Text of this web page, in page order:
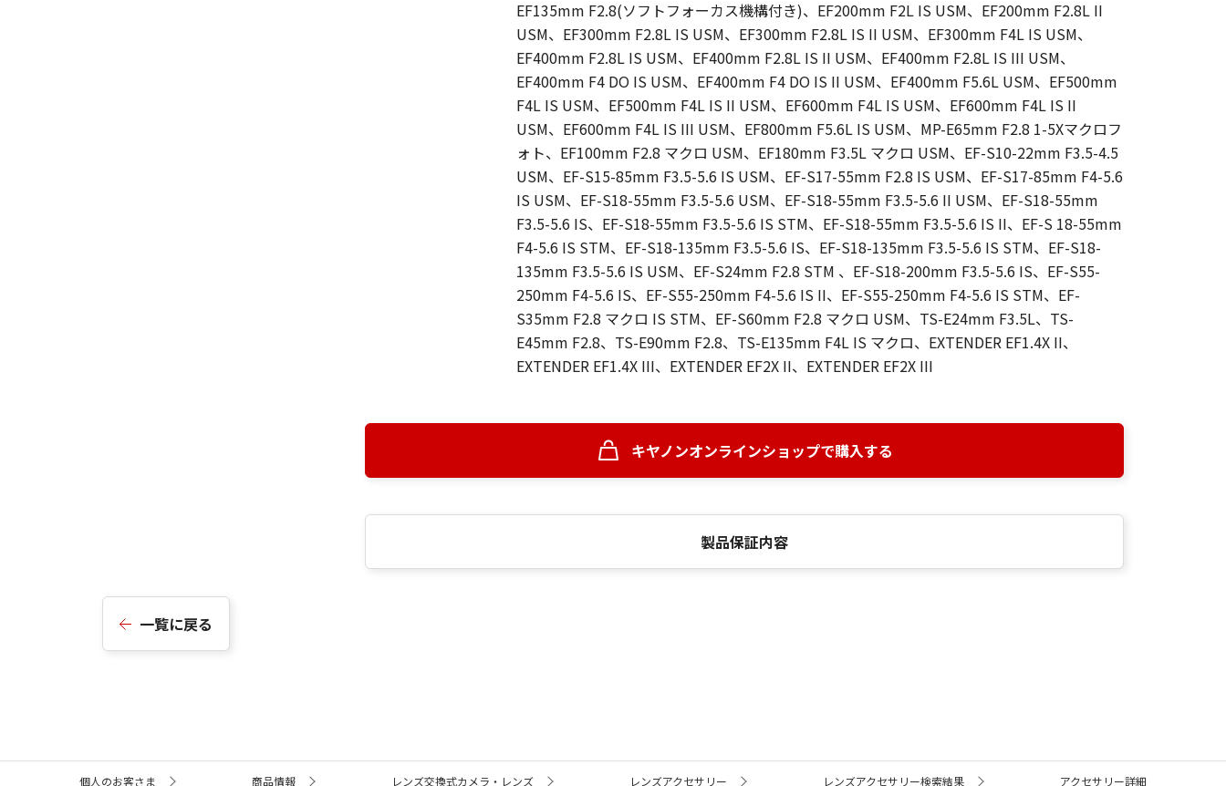
EF135mm F2.8(ソフトフォーカス機構付き)、EF200mm F2L IS USM、EF200mm F2.8L II
USM、EF300mm F2.8L IS USM、EF300mm F2.8L IS II USM、EF300mm F4L IS USM、
EF400mm F2.8L IS USM、EF400mm F2.8L IS II USM、EF400mm F2.8L IS III USM、
EF400mm F4 DO IS USM、EF400mm F4 DO IS II USM、EF400mm F5.6L USM、EF500mm
F4L IS USM、EF500mm F4L IS II USM、EF600mm F4L IS USM、EF600mm F4L IS II
USM、EF600mm F4L IS III USM、EF800mm F5.6L IS USM、MP-E65mm F2.8 1-5Xマクロフ
ォト、EF100mm F2.8 マクロ USM、EF180mm F3.5L マクロ USM、EF-S10-22mm F3.5-4.5
USM、EF-S15-85mm F3.5-5.6 IS USM、EF-S17-55mm F2.8 IS USM、EF-S17-85mm F4-5.6
IS USM、EF-S18-55mm F3.5-5.6 USM、EF-S18-55mm F3.5-5.6 II USM、EF-S18-55mm
F3.5-5.6 IS、EF-S18-55mm F3.5-5.6 IS STM、EF-S18-55mm F3.5-5.6 IS II、EF-S 18-55mm
F4-5.6 IS STM、EF-S18-135mm F3.5-5.6 IS、EF-S18-135mm F3.5-5.6 IS STM、EF-S18-
135mm F3.5-5.6 IS USM、EF-S24mm F2.8 STM 、EF-S18-200mm F3.5-5.6 IS、EF-S55-
250mm F4-5.6 IS、EF-S55-250mm F4-5.6 IS II、EF-S55-250mm F4-5.6 IS STM、EF-
S35mm F2.8 マクロ IS STM、EF-S60mm F2.8 マクロ USM、TS-E24mm F3.5L、TS-
E45mm F2.8、TS-E90mm F2.8、TS-E135mm F4L IS マクロ、EXTENDER EF1.4X II、
EXTENDER EF1.4X III、EXTENDER EF2X II、EXTENDER EF2X III
キヤノンオンラインショップで購入する
製品保証内容
一覧に戻る
個人のお客さま 商品情報 レンズ交換式カメラ・レンズ レンズアクセサリー レンズアクセサリー検索結果 アクセサリー詳細